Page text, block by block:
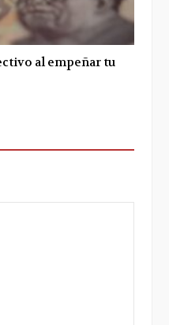
al empeñar tu